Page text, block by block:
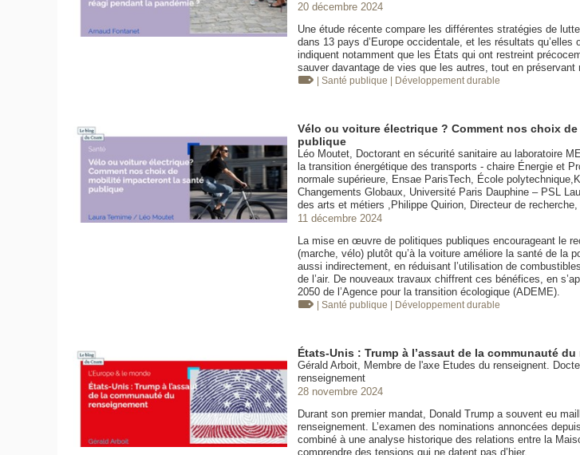
20 décembre 2024
Une étude récente compare les différentes stratégies de
dans 13 pays d’Europe occidentale, et les résultats qu’elles
indiquent notamment que les États qui ont restreint
sauver davantage de vies que les autres, tout en préservant
| Santé publique | Développement durable
Vélo ou voiture électrique ? Comment nos choix
publique
Léo Moutet, Doctorant en sécurité sanitaire au laboratoire
la transition énergétique des transports - chaire Énergie et
normale supérieure, Ensae ParisTech, École
Changements Globaux, Université Paris Dauphine – PSL
des arts et métiers ,Philippe Quirion, Directeur de
11 décembre 2024
La mise en œuvre de politiques publiques encourageant le
(marche, vélo) plutôt qu’à la voiture améliore la santé de la
aussi indirectement, en réduisant l’utilisation de
de l’air. De nouveaux travaux chiffrent ces bénéfices, en
2050 de l’Agence pour la transition écologique (ADEME).
| Santé publique | Développement durable
États-Unis : Trump à l’assaut de la communauté
Gérald Arboit, Membre de l'axe Etudes du renseignent.
renseignement
28 novembre 2024
Durant son premier mandat, Donald Trump a souvent eu
renseignement. L’examen des nominations annoncées
combiné à une analyse historique des relations entre la
comprendre des tensions qui ne datent pas d’hier.